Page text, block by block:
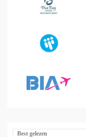
Best gelezen